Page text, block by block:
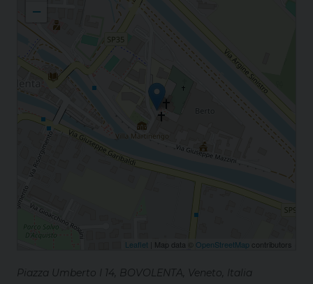
−
Leaflet | Map data © OpenStreetMap contributors
Piazza Umberto I 14, BOVOLENTA, Veneto, Italia